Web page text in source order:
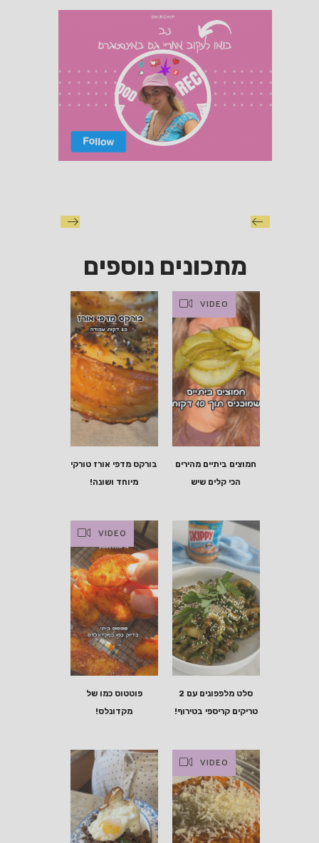
מתכונים נוספים
בורקס מדפי אורז טורקי
מיוחד ושונה!
VIDEO
חמוצים ביתיים מהירים
הכי קלים שיש
VIDEO
פוטטוס כמו של
מקדונלס!
סלט מלפפונים עם 2
טריקים קריספי בטירוף!
VIDEO